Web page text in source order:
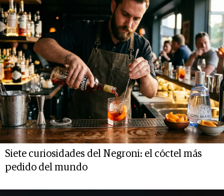
Siete curiosidades del Negroni: el cóctel más
pedido del mundo